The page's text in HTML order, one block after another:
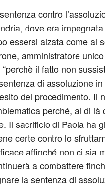
contro
dove era
essersi alzata come al
amministratore
il fatto non
di assoluzione
del procedimento.
perché, al di
Il sacrificio di Paola ha
certe contro lo
affinché non ci sia
a combattere
la sentenza di